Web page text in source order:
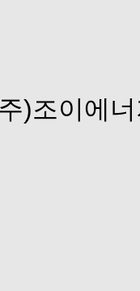
)조이에